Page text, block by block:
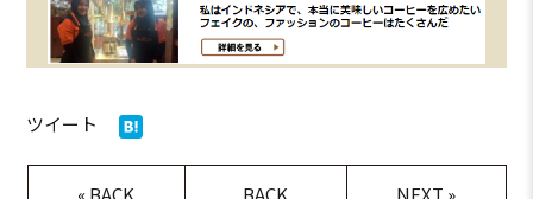
ツイート
«BACK
BACK
NEXT »